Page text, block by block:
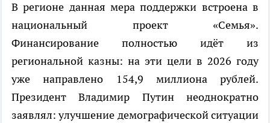
В регионе данная мера поддержки встроена в
национальный проект «Семья».
Финансирование полностью идёт из
региональной казны: на эти цели в 2026 году
уже направлено 154,9 миллиона рублей.
Президент Владимир Путин неоднократно
заявлял: улучшение демографической ситуации